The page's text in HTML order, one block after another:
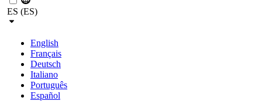
ES (ES)
English
Français
Deutsch
Italiano
Português
Español